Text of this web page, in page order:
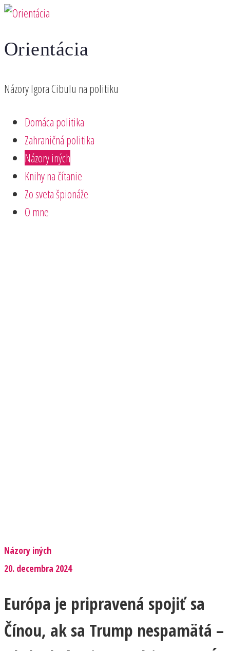
Preskočiť
obsah
Orientácia
Názory Igora Cibulu na politiku
Domáca politika
Zahraničná politika
Názory iných
Knihy na čítanie
Zo sveta špionáže
O mne
Názory iných
20. decembra 2024
Európa je pripravená spojiť sa
Čínou, ak sa Trump nespamätá –